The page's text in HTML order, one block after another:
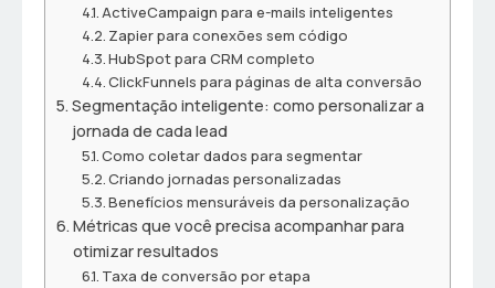
ActiveCampaign para e-mails inteligentes
Zapier para conexões sem código
HubSpot para CRM completo
ClickFunnels para páginas de alta conversão
Segmentação inteligente: como personalizar a
jornada de cada lead
Como coletar dados para segmentar
Criando jornadas personalizadas
Benefícios mensuráveis da personalização
Métricas que você precisa acompanhar para
otimizar resultados
Taxa de conversão por etapa